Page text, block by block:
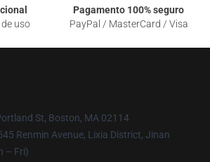
uso
Pagamento 100% seguro
PayPal / MasterCard / Visa
St, Boston, MA 02114
Renmin Avenue, Lixia District, Jinan
– Fri)